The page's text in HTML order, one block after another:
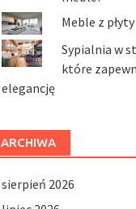
Meble z
Sypialnia w
które
elegancję
ARCHIWA
sierpień 2026